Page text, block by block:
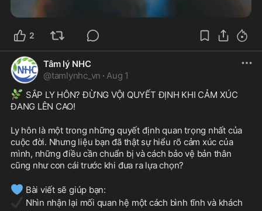
2
Tâm lý NHC
@tamlynhc_vn · Aug 1
🌿 SẮP LY HÔN? ĐỪNG VỘI QUYẾT ĐỊNH KHI CẢM XÚC
ĐANG LÊN CAO!
Ly hôn là một trong những quyết định quan trọng nhất của
cuộc đời. Nhưng liệu bạn đã thật sự hiểu rõ cảm xúc của
mình, những điều cần chuẩn bị và cách bảo vệ bản thân
cũng như con cái trước khi đưa ra lựa chọn?
💙 Bài viết sẽ giúp bạn:
✔️ Nhìn nhận lại mối quan hệ một cách bình tĩnh và khách